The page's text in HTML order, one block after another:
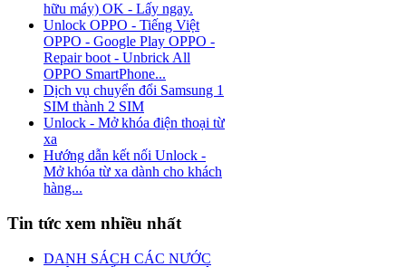
hữu máy) OK - Lấy ngay.
Unlock OPPO - Tiếng Việt
OPPO - Google Play OPPO -
Repair boot - Unbrick All
OPPO SmartPhone...
Dịch vụ chuyển đổi Samsung 1
SIM thành 2 SIM
Unlock - Mở khóa điện thoại từ
xa
Hướng dẫn kết nối Unlock -
Mở khóa từ xa dành cho khách
hàng...
Tin tức xem nhiều nhất
DANH SÁCH CÁC NƯỚC